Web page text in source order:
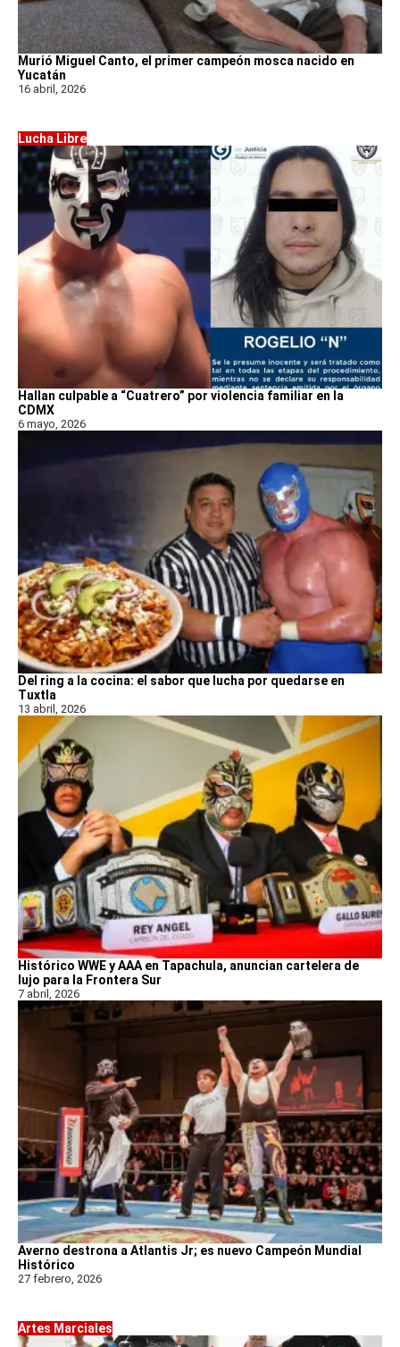
Murió Miguel Canto, el primer campeón mosca nacido en
Yucatán
16 abril, 2026
Lucha Libre
Hallan culpable a “Cuatrero” por violencia familiar en la
CDMX
6 mayo, 2026
Del ring a la cocina: el sabor que lucha por quedarse en
Tuxtla
13 abril, 2026
Histórico WWE y AAA en Tapachula, anuncian cartelera de
lujo para la Frontera Sur
7 abril, 2026
Averno destrona a Atlantis Jr; es nuevo Campeón Mundial
Histórico
27 febrero, 2026
Artes Marciales